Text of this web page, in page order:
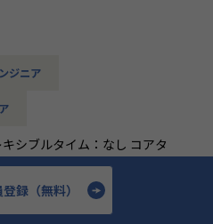
されているデータプロダク
運営を推進するメンバーを
ご担当いただく予定です。
課題の解決
運用業務全般
ジニア
シブルタイム：なし コアタ
なし 標準労働時間：9:00〜18:00
レックス制
： 有（月平均5時間～10時
Grow all」を合言葉に、
録（無料）